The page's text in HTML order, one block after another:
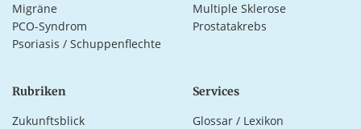
Migräne
Multiple Sklerose
PCO-Syndrom
Prostatakrebs
Psoriasis / Schuppenflechte
Rubriken
Zukunftsblick
Services
Glossar / Lexikon